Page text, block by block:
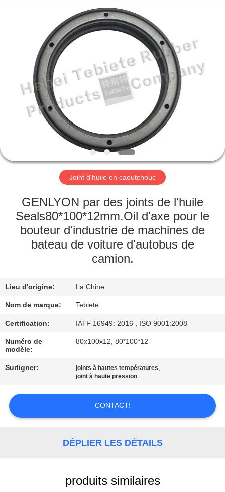
MAISON
PRODUITS
PROPOS
DE
NOUS
VISITE
D'USINE
CONTRÔLE
CONTACTEZ-
NOUS
CAS
PLAN
Joint d'huile en caoutchouc
GENLYON par des joints de l'huile
Seals80*100*12mm.Oil d'axe pour le
bouteur d'industrie de machines de
bateau de voiture d'autobus de
camion.
Lieu d'origine: La Chine
Nom de marque: Tebiete
Certification: IATF 16949: 2016 , ISO 9001:2008
Numéro de
modèle:
80x100x12, 80*100*12
Surligner: joints à hautes températures,
joint à haute pression
CONTACT!
DÉPLIER LES DÉTAILS
produits similaires